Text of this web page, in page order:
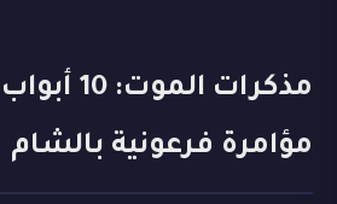
مذكرات
مؤامرة فرعونية بالشام